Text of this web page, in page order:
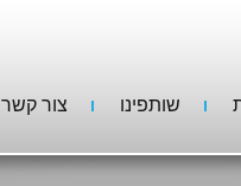
שותפינו צור קשר